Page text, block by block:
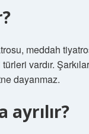
meddah
vardır.
dayanmaz.